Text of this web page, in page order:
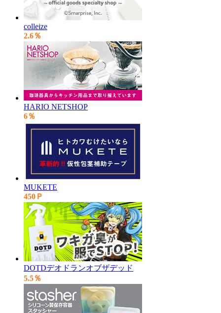
colleize
2.6％
HARIO NETSHOP
6％
MUKETE
450Ｐ
DOTDデオドランオブザデッド
5.5％